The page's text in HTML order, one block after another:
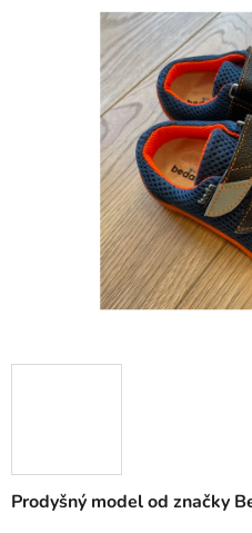
Prodyšný model od značky